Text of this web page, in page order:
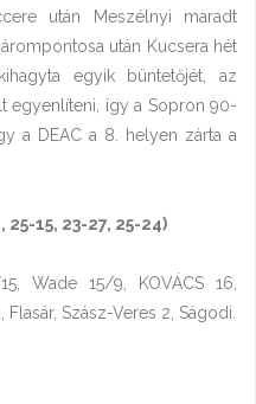
után Meszélnyi maradt
után Kucsera hét
egyik büntetőjét, az
egyenlíteni, így a Sopron 90-
a DEAC a 8. helyen zárta a
25-15, 23-27, 25-24)
Wade 15/9, KOVÁCS 16,
Flasár, Szász-Veres 2, Ságodi.